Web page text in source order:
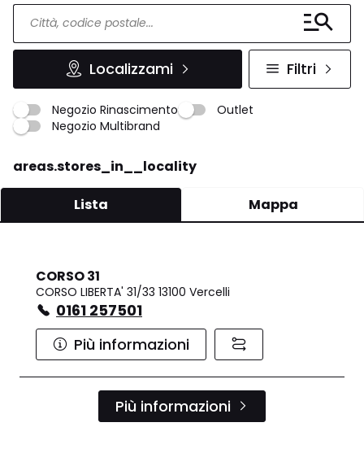
Localizzami Filtri
Negozio Rinascimento
Outlet
Negozio Multibrand
areas.stores_in__locality
Lista Mappa
CORSO 31
CORSO LIBERTA' 31/33 13100 Vercelli
0161 257501
Più informazioni
Più informazioni